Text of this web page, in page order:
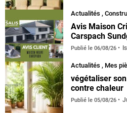
Actualités ,
Avis Maison
Carspach
Publié le 06/08/26
Actualités , Mes
végétaliser
contre chaleur
Publié le 05/08/26